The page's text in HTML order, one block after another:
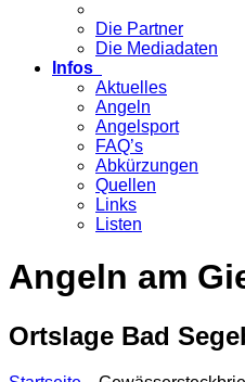
Die Partner
Die Mediadaten
Infos
Aktuelles
Angeln
Angelsport
FAQ’s
Abkürzungen
Quellen
Links
Listen
Angeln am
Ortslage Bad